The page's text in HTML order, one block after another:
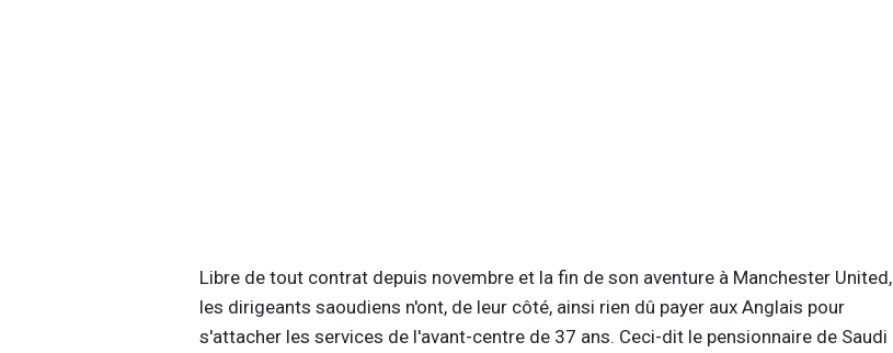
Libre de tout contrat depuis novembre et la fin de son aventure à Manchester United,
les dirigeants saoudiens n'ont, de leur côté, ainsi rien dû payer aux Anglais pour
s'attacher les services de l'avant-centre de 37 ans. Ceci-dit le pensionnaire de Saudi